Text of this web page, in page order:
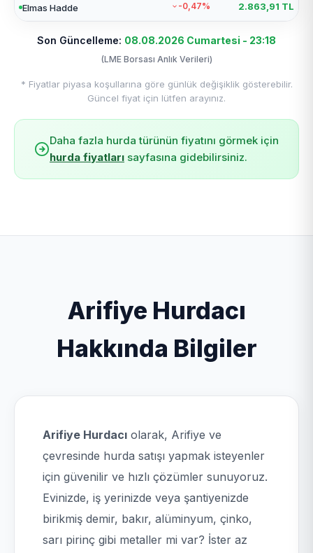
Elmas Hadde -0,47% 2.863,91 TL
Son Güncelleme: 08.08.2026 Cumartesi - 23:18
(LME Borsası Anlık Verileri)
* Fiyatlar piyasa koşullarına göre günlük değişiklik gösterebilir.
Güncel fiyat için lütfen arayınız.
Daha fazla hurda türünün fiyatını görmek için
hurda fiyatları sayfasına gidebilirsiniz.
Arifiye Hurdacı
Hakkında Bilgiler
Arifiye Hurdacı olarak, Arifiye ve
çevresinde hurda satışı yapmak isteyenler
için güvenilir ve hızlı çözümler sunuyoruz.
Evinizde, iş yerinizde veya şantiyenizde
birikmiş demir, bakır, alüminyum, çinko,
sarı pirinç gibi metaller mi var? İster az